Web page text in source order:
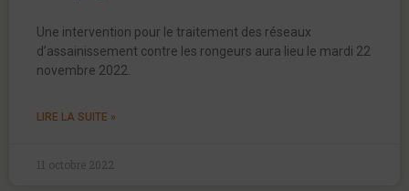
Une intervention pour le traitement des réseaux
d’assainissement contre les rongeurs aura lieu le mardi 22
novembre 2022.
LIRE LA SUITE »
11 octobre 2022